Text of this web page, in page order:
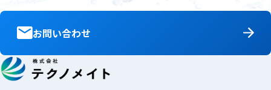
お問い合わせ